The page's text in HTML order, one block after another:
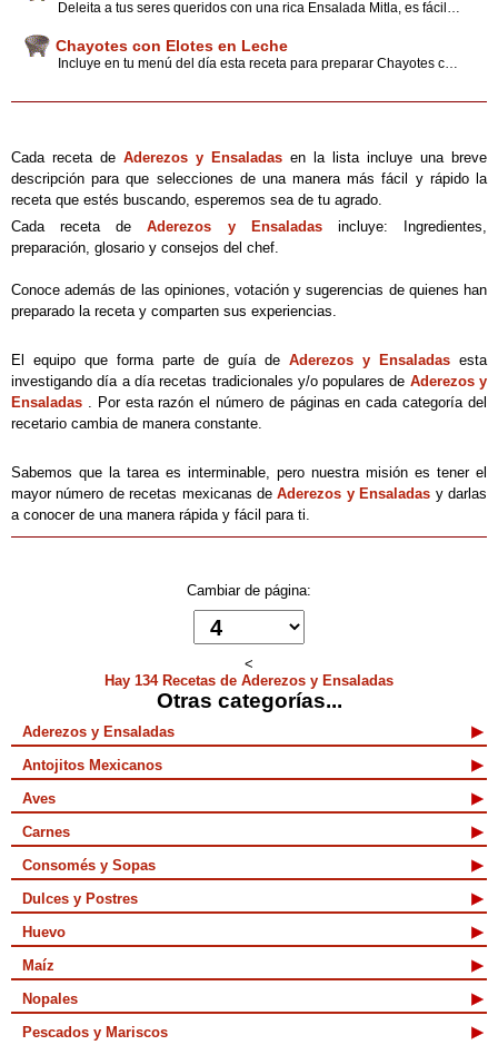
Chayotes con Elotes en Leche
Cada receta de Aderezos y Ensaladas en la lista incluye una breve
descripción para que selecciones de una manera más fácil y rápido la
receta que estés buscando, esperemos sea de tu agrado.
Cada receta deAderezos y Ensaladasincluye: Ingredientes,
preparación, glosario y consejos del chef.
Conoce además de las opiniones, votación y sugerencias de quienes han
preparado la receta y comparten sus experiencias.
El equipo que forma parte de guía de Aderezos y Ensaladas esta
investigando día a día recetas tradicionales y/o populares de Aderezos y
Ensaladas . Por esta razón el número de páginas en cada categoría del
recetario cambia de manera constante.
Sabemos que la tarea es interminable, pero nuestra misión es tener el
mayor número de recetas mexicanas deAderezos y Ensaladas y darlas
a conocer de una manera rápida y fácil para ti.
Cambiar de página:
<
Hay 134 Recetas de Aderezos y Ensaladas
Otras categorías...
Aderezos y Ensaladas
Antojitos Mexicanos
Aves
Carnes
Consomés y Sopas
Dulces y Postres
Huevo
Maíz
Nopales
Pescados y Mariscos